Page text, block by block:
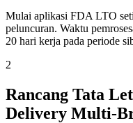
Mulai aplikasi FDA LTO
peluncuran. Waktu
20 hari kerja pada periode
2
Rancang Tata
Delivery Multi-